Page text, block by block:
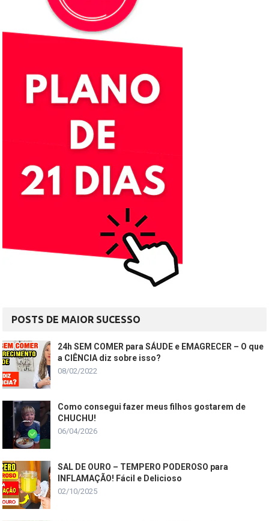
POSTS DE MAIOR SUCESSO
24h SEM COMER para SÁUDE e EMAGRECER – O que
a CIÊNCIA diz sobre isso?
08/02/2022
Como consegui fazer meus filhos gostarem de
CHUCHU!
06/04/2026
SAL DE OURO – TEMPERO PODEROSO para
INFLAMAÇÃO! Fácil e Delicioso
02/10/2025